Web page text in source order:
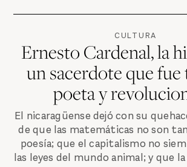
CULTURA
Ernesto Cardenal, la
un sacerdote que
poeta y
El nicaragüense dejó con su
de que las matemáticas no son
poesía; que el capitalismo no
las leyes del mundo animal; y que